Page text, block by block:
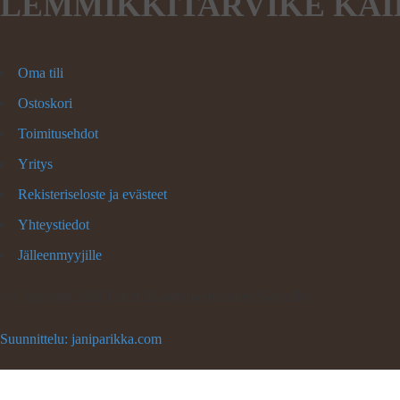
Oma tili
Ostoskori
Toimitusehdot
Yritys
Rekisteriseloste ja evästeet
Yhteystiedot
Jälleenmyyjille
Suunnittelu: janiparikka.com